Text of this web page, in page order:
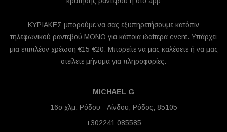
ΚΥΡΙΑΚΕΣ μπορούμε να σας εξυπηρετήσουμε κατόπιν
τηλεφωνικού ραντεβού ΜΟΝΟ για κάποια ιδαίτερα event. Υπάρχει
μια επιπλέον χρέωση €15-€20. Μπορείτε να μας καλέσετε ή να μας
στείλετε μήνυμα για πληροφορίες.
MICHAEL G
16ο χλμ. Ρόδου - Λίνδου, Ρόδος, 85105
+302241 085585